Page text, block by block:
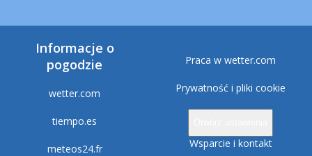
Informacje o
pogodzie
wetter.com
tiempo.es
meteos24.fr
Praca w wetter.com
Prywatność i pliki cookie
Wsparcie i kontakt